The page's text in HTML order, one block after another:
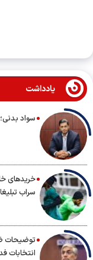
یادداشت
سواد بدنی؛
خریدهای
سراب
توضیحات
انتخابات